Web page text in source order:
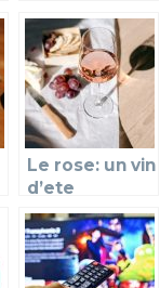
image sur les
réseaux
sociaux?
Le rose: un vin
d’ete
plebiscite par
les bons
vivants.